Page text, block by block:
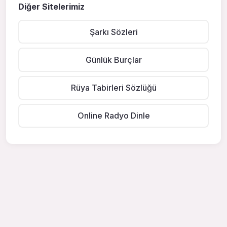
Diğer Sitelerimiz
Şarkı Sözleri
Günlük Burçlar
Rüya Tabirleri Sözlüğü
Online Radyo Dinle